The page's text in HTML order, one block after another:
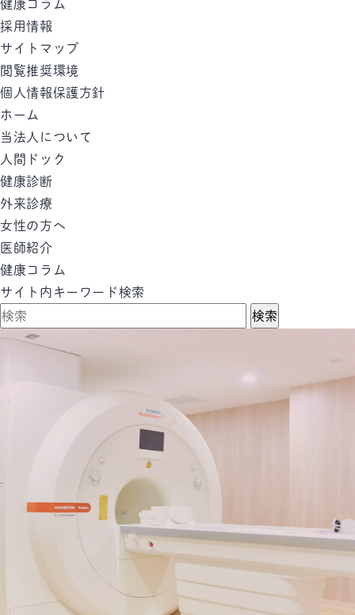
健康コラム
採用情報
サイトマップ
閲覧推奨環境
個人情報保護方針
ホーム
当法人について
人間ドック
健康診断
外来診療
女性の方へ
医師紹介
健康コラム
サイト内キーワード検索
検索